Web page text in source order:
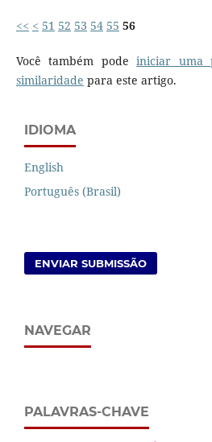
<< < 51 52 53 54 55 56
Você também podeiniciar uma
similaridade para este artigo.
IDIOMA
English
Português (Brasil)
ENVIAR SUBMISSÃO
NAVEGAR
PALAVRAS-CHAVE